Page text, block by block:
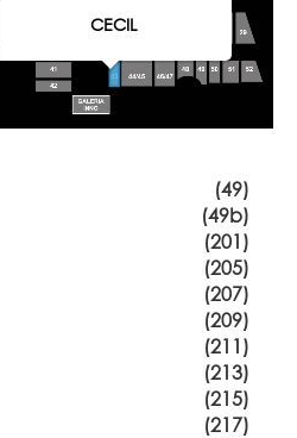
CECIL
(49)
(49b)
(201)
(205)
(207)
(209)
(211)
(213)
(215)
(217)